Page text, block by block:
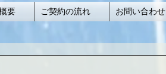
要 ご契約の流れ お問い合わせ